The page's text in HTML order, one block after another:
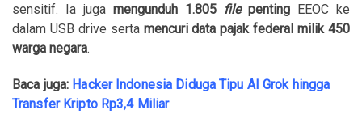
sensitif. Ia juga mengunduh 1.805 file penting EEOC ke
dalam USB drive serta mencuri data pajak federal milik 450
warga negara.
Baca juga: Hacker Indonesia Diduga Tipu AI Grok hingga
Transfer Kripto Rp3,4 Miliar